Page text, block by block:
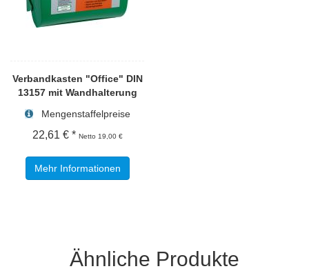
Verbandkasten "Office" DIN
13157 mit Wandhalterung
Mengenstaffelpreise
22,61 € * Netto 19,00 €
Mehr Informationen
Ähnliche Produkte